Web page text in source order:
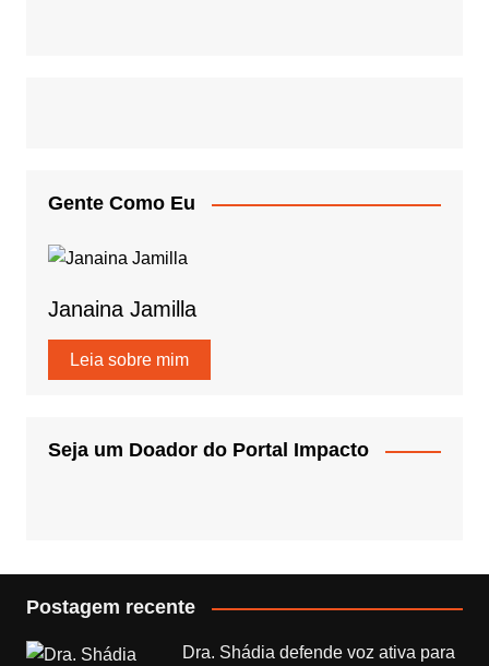
Gente Como Eu
Janaina Jamilla
Leia sobre mim
Seja um Doador do Portal Impacto
Postagem recente
Dra. Shádia defende voz ativa para